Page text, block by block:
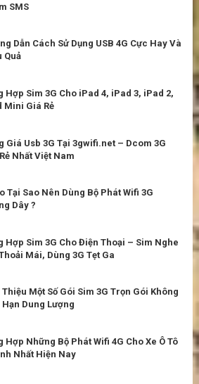
SMS
Dẫn Cách Sử Dụng USB 4G Cực Hay Và
Quả
Hợp Sim 3G Cho iPad 4, iPad 3, iPad 2,
Mini Giá Rẻ
Giá Usb 3G Tại 3gwifi.net – Dcom 3G
Nhất Việt Nam
Tại Sao Nên Dùng Bộ Phát Wifi 3G
Dây ?
Hợp Sim 3G Cho Điện Thoại – Sim Nghe
Mái, Dùng 3G Tẹt Ga
Một Số Gói Sim 3G Trọn Gói Không
Hạn Dung Lượng
Hợp Những Bộ Phát Wifi 4G Cho Xe Ô Tô
Nhất Hiện Nay